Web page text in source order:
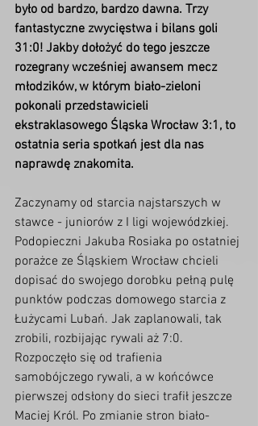
było od bardzo, bardzo dawna. Trzy
fantastyczne zwycięstwa i bilans goli
31:0! Jakby dołożyć do tego jeszcze
rozegrany wcześniej awansem mecz
młodzików, w którym biało-zieloni
pokonali przedstawicieli
ekstraklasowego Śląska Wrocław 3:1, to
ostatnia seria spotkań jest dla nas
naprawdę znakomita.
Zaczynamy od starcia najstarszych w
stawce - juniorów z I ligi wojewódzkiej.
Podopieczni Jakuba Rosiaka po ostatniej
porażce ze Śląskiem Wrocław chcieli
dopisać do swojego dorobku pełną pulę
punktów podczas domowego starcia z
Łużycami Lubań. Jak zaplanowali, tak
zrobili, rozbijając rywali aż 7:0.
Rozpoczęło się od trafienia
samobójczego rywali, a w końcówce
pierwszej odsłony do sieci trafił jeszcze
Maciej Król. Po zmianie stron biało-